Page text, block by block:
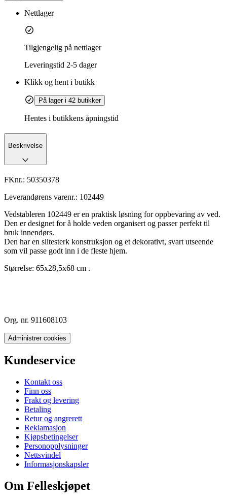
Nettlager
Tilgjengelig på nettlager
Leveringstid 2-5 dager
Klikk og hent i butikk
På lager i 42 butikker
Hentes i butikkens åpningstid
Beskrivelse
FKnr.: 50350378
Leverandørens varenr.: 102449
Vedstableren 102449 er en praktisk løsning for oppbevaring av ved.
Den er designet for å holde veden organisert og passer perfekt til
bruk innendørs.
Den har en slitesterk konstruksjon og et dekorativt, svart utseende
som vil passe godt inn i de fleste hjem.
Størrelse: 65x28,5x68 cm .
Org. nr. 911608103
Administrer cookies
Kundeservice
Kontakt oss
Finn oss
Frakt og levering
Betaling
Retur og angrerett
Reklamasjon
Kjøpsbetingelser
Personopplysninger
Nettsvindel
Informasjonskapsler
Om Felleskjøpet